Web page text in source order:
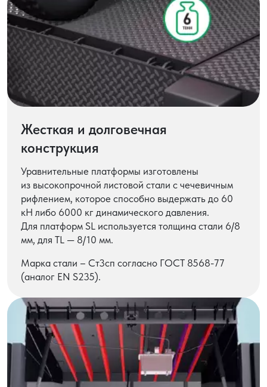
Жесткая и долговечная
конструкция
Уравнительные платформы изготовлены
из высокопрочной листовой стали с чечевичным
рифлением, которое способно выдержать до 60
кН либо 6000 кг динамического давления.
Для платформ SL используется толщина стали 6/8
мм, для TL — 8/10 мм.
Марка стали – Ст3сп согласно ГОСТ 8568-77
(аналог EN S235).